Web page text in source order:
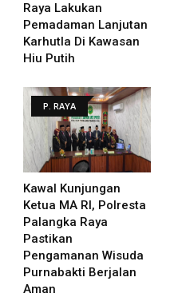
Raya Lakukan
Pemadaman Lanjutan
Karhutla Di Kawasan
Hiu Putih
P. RAYA
Kawal Kunjungan
Ketua MA RI, Polresta
Palangka Raya
Pastikan
Pengamanan Wisuda
Purnabakti Berjalan
Aman